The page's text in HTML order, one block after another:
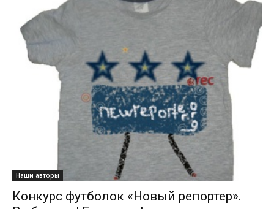
Наши авторы
Конкурс футболок «Новый репортер».